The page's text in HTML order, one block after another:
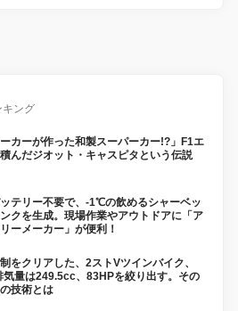
キング
ーカーが作った和製スーパーカー!?」F1エ
んだジオット・キャスピタという伝説
テリー不要で、-1℃の飲めるシャーベッ
ンクを生成。現場作業やアウトドアに「ア
ーメーカー」が便利！
をクリアした、2ストVツインバイク、
気量は249.5cc、83HPを絞り出す。その
技術とは